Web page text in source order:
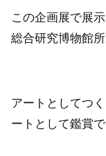
この企画展で展
総合研究博物館所
アートとしてつ
ートとして鑑賞で